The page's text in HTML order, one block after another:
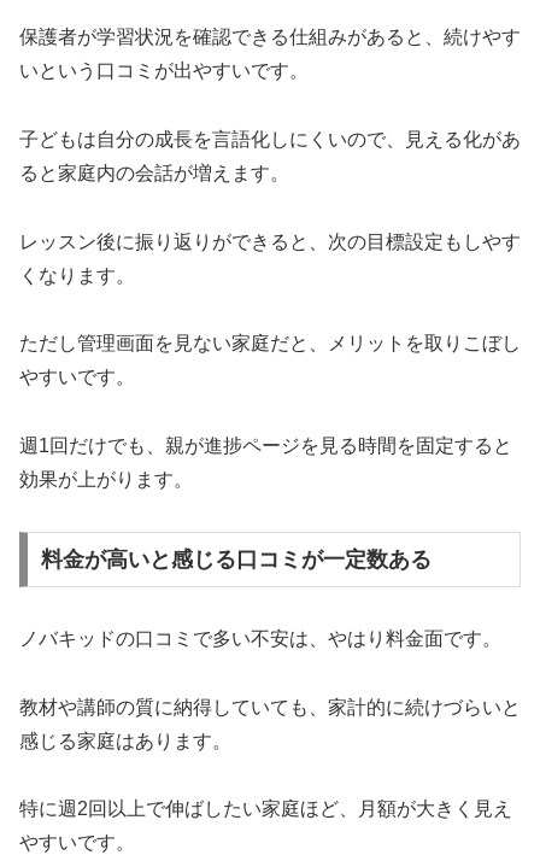
保護者が学習状況を確認できる仕組みがあると、続けやす
いという口コミが出やすいです。
子どもは自分の成長を言語化しにくいので、見える化があ
ると家庭内の会話が増えます。
レッスン後に振り返りができると、次の目標設定もしやす
くなります。
ただし管理画面を見ない家庭だと、メリットを取りこぼし
やすいです。
週1回だけでも、親が進捗ページを見る時間を固定すると
効果が上がります。
料金が高いと感じる口コミが一定数ある
ノバキッドの口コミで多い不安は、やはり料金面です。
教材や講師の質に納得していても、家計的に続けづらいと
感じる家庭はあります。
特に週2回以上で伸ばしたい家庭ほど、月額が大きく見え
やすいです。